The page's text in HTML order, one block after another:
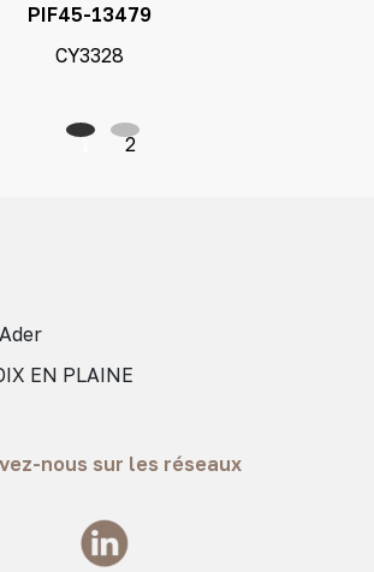
PIF45-13479
CY3328
1 2
EN PLAINE
nous sur les réseaux